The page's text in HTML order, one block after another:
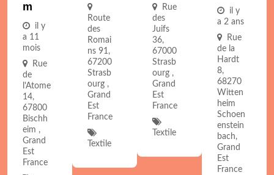
M
il y
a 11
mois
Rue
de
l'Atome
14,
67800
Bischh
eim ,
Grand
Est
France
Route
des
Romai
ns 91,
67200
Strasb
ourg ,
Grand
Est
France
Textile
Rue
des
Juifs
36,
67000
Strasb
ourg ,
Grand
Est
France
Textile
il y
a 2 ans
Rue
de la
Hardt
8,
68270
Witten
heim
Schoen
enstein
bach,
Grand
Est
France